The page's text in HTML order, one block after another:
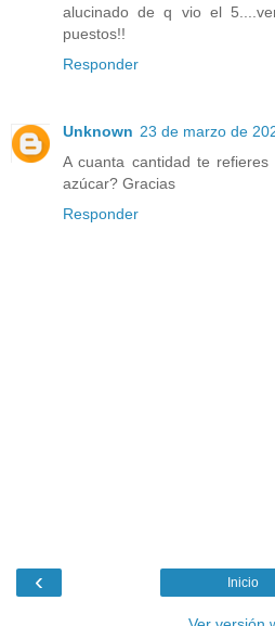
alucinado de q vio el
puestos!!
Responder
Unknown 23 de marzo de
A cuanta cantidad te
azúcar? Gracias
Responder
‹ Inicio